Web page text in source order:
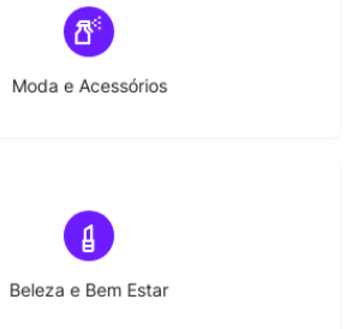
Moda e Acessórios
(20)
Beleza e Bem Estar
(6)